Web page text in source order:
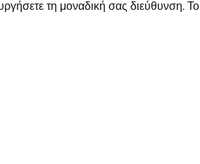
τη μοναδική σας διεύθυνση. Το